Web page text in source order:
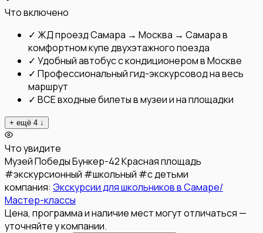
Что включено
✓ ЖД проезд Самара → Москва → Самара в
комфортном купе двухэтажного поезда
✓ Удобный автобус с кондиционером в Москве
✓ Профессиональный гид-экскурсовод на весь
маршрут
✓ ВСЕ входные билеты в музеи и на площадки
+ ещё 4 ↓
Что увидите
Музей ПобедыБункер-42Красная площадь
#экскурсионный #школьный #с детьми
компания: Экскурсии для школьников в Самаре/
Мастер-классы
Цена, программа и наличие мест могут отличаться —
уточняйте у компании.